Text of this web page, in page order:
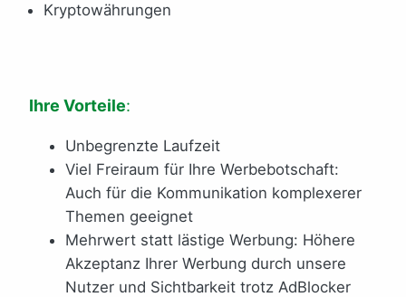
Kryptowährungen
Ihre Vorteile:
Unbegrenzte Laufzeit
Viel Freiraum für Ihre Werbebotschaft:
Auch für die Kommunikation komplexerer
Themen geeignet
Mehrwert statt lästige Werbung: Höhere
Akzeptanz Ihrer Werbung durch unsere
Nutzer und Sichtbarkeit trotz AdBlocker